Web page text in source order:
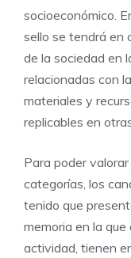
socioeconómico.
sello se tendrá en
de la sociedad en
relacionadas con
materiales y
replicables en
Para poder
categorías, los
tenido que
memoria en la que
actividad, tienen